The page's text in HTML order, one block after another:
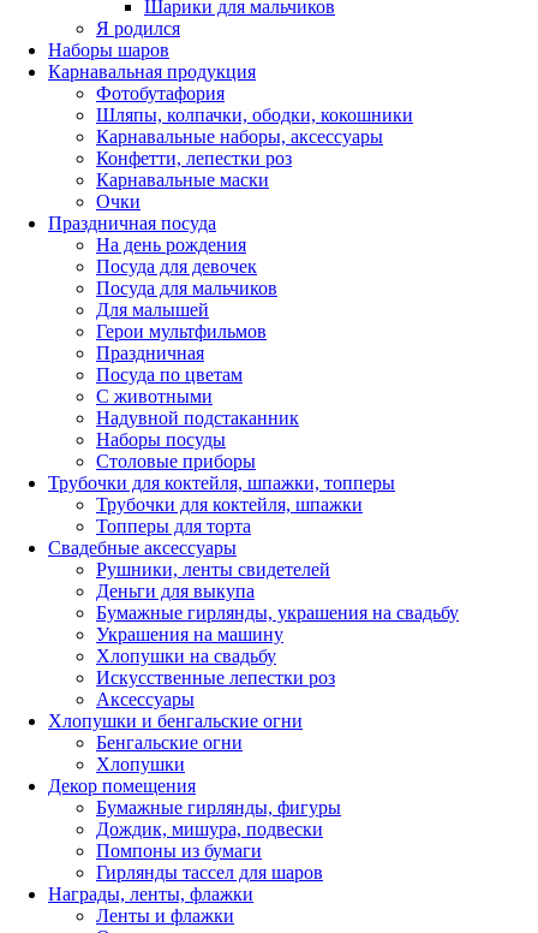
Шарики для мальчиков
Я родился
Наборы шаров
Карнавальная продукция
Фотобутафория
Шляпы, колпачки, ободки, кокошники
Карнавальные наборы, аксессуары
Конфетти, лепестки роз
Карнавальные маски
Очки
Праздничная посуда
На день рождения
Посуда для девочек
Посуда для мальчиков
Для малышей
Герои мультфильмов
Праздничная
Посуда по цветам
С животными
Надувной подстаканник
Наборы посуды
Столовые приборы
Трубочки для коктейля, шпажки, топперы
Трубочки для коктейля, шпажки
Топперы для торта
Свадебные аксессуары
Рушники, ленты свидетелей
Деньги для выкупа
Бумажные гирлянды, украшения на свадьбу
Украшения на машину
Хлопушки на свадьбу
Искусственные лепестки роз
Аксессуары
Хлопушки и бенгальские огни
Бенгальские огни
Хлопушки
Декор помещения
Бумажные гирлянды, фигуры
Дождик, мишура, подвески
Помпоны из бумаги
Гирлянды тассел для шаров
Награды, ленты, флажки
Ленты и флажки